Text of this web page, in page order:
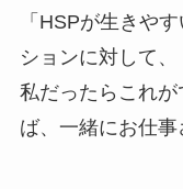
「HSPが生きや
ションに対して、
私だったらこれ
ば、一緒にお仕事